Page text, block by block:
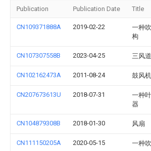
Publication Publication Date Title
CN109371888A 2019-02-22
一种
构
CN107307558B 2023-04-25 三风
CN102162473A 2011-08-24 鼓风机
CN207673613U 2018-07-31
一种
器
CN104879308B 2018-01-30 风扇
CN111150205A 2020-05-15 一种